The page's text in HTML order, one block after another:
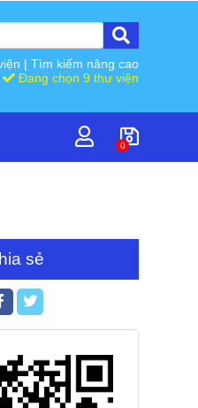
| Tìm kiếm nâng cao
Đang chọn 9 thư viện
0
sẻ